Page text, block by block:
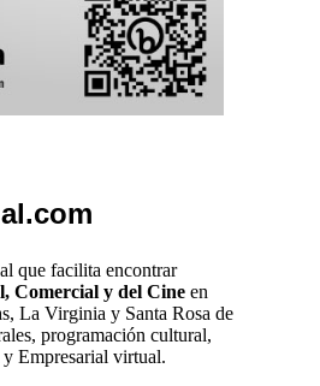
que facilita encontrar
Comercial y del Cine en
La Virginia y Santa Rosa de
programación cultural,
Empresarial virtual.